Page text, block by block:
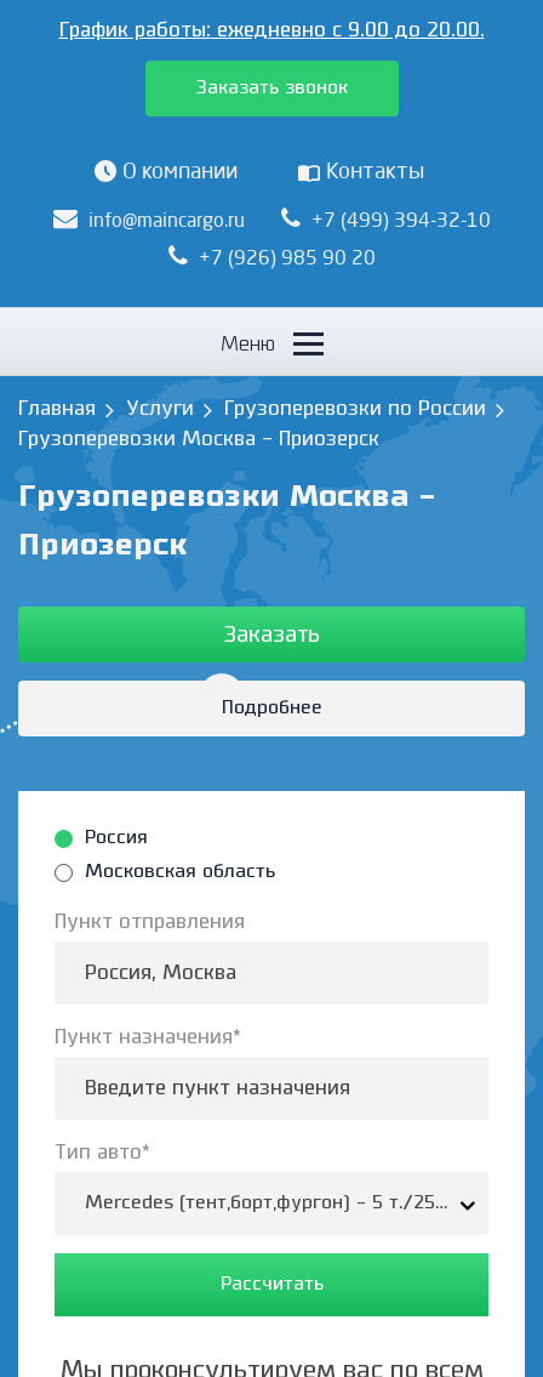
График работы: ежедневно с 9.00 до 20.00.
Заказать звонок
О компании Контакты
info@maincargo.ru
+7 (499) 394-32-10
+7 (926) 985 90 20
Меню
Грузоперевозки Москва -
Приозерск
Главная Услуги
Грузоперевозки по России
Грузоперевозки Москва - Приозерск
Заказать
Подробнее
Россия
Московская область
Пункт отправления
Пункт назначения*
Тип авто*
Mercedes (тент,борт,фургон) - 5 т./25-35 м.3/37
Рассчитать
Мы проконсультируем вас по всем